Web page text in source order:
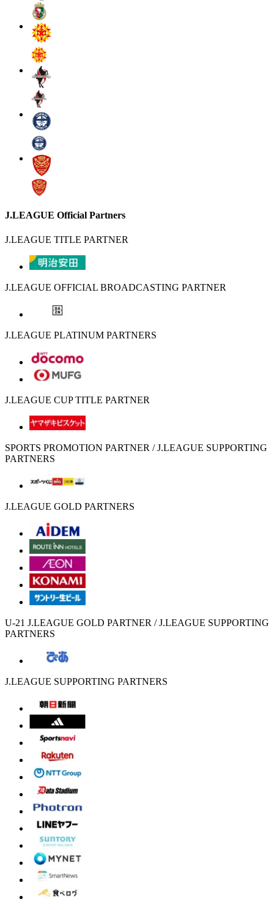
J.LEAGUE Official Partners
J.LEAGUE TITLE PARTNER
J.LEAGUE OFFICIAL BROADCASTING PARTNER
J.LEAGUE PLATINUM PARTNERS
J.LEAGUE CUP TITLE PARTNER
SPORTS PROMOTION PARTNER / J.LEAGUE SUPPORTING
PARTNERS
J.LEAGUE GOLD PARTNERS
U-21 J.LEAGUE GOLD PARTNER / J.LEAGUE SUPPORTING
PARTNERS
J.LEAGUE SUPPORTING PARTNERS